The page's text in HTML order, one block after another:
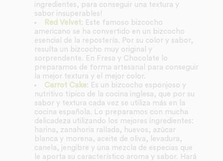
ingredientes, para conseguir una textura y
sabor insuperables!
Red Velvet: Este famoso bizcocho
americano se ha convertido en un bizcocho
esencial de la repostería. Por su color y sabor,
resulta un bizcocho muy original y
sorprendente. En Fresa y Chocolate lo
preparamos de forma artesanal para conseguir
la mejor textura y el mejor color.
Carrot Cake: Es un bizcocho esponjoso y
nutritivo típico de la cocina inglesa, que por su
sabor y textura cada vez se utiliza más en la
cocina española. Lo preparamos con mucha
delicadeza utilizando los mejores ingredientes:
harina, zanahoria rallada, huevos, azúcar
blanca y morena, aceite de oliva, levadura,
canela, jengibre y una mezcla de especias que
le aporta su característico aroma y sabor. Hará